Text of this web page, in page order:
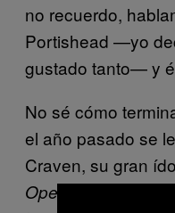
no recuerdo,
Portishead —yo
gustado tanto— y
No sé cómo
el año pasado se
Craven, su gran
Operación al